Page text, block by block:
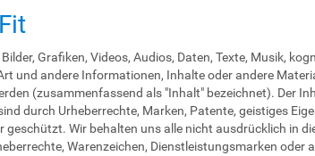
Grafiken, Videos, Audios, Daten, Texte, Musik,
und andere Informationen, Inhalte oder andere
(zusammenfassend als "Inhalt" bezeichnet). Der
durch Urheberrechte, Marken, Patente, geistiges
Wir behalten uns alle nicht ausdrücklich in
Warenzeichen, Dienstleistungsmarken oder